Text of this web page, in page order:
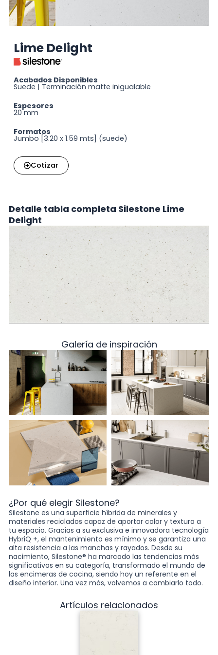
Lime Delight
Acabados Disponibles
Suede | Terminación matte inigualable
Espesores
20 mm
Formatos
Jumbo [3.20 x 1.59 mts] (suede)
Cotizar
Detalle tabla completa Silestone Lime
Delight
Galería de inspiración
¿Por qué elegir Silestone?
Silestone es una superficie híbrida de minerales y
materiales reciclados capaz de aportar color y textura a
tu espacio. Gracias a su exclusiva e innovadora tecnología
HybriQ +, el mantenimiento es mínimo y se garantiza una
alta resistencia a las manchas y rayados. Desde su
nacimiento, Silestone® ha marcado las tendencias más
significativas en su categoría, transformado el mundo de
las encimeras de cocina, siendo hoy un referente en el
diseño interior. Una vez más, volvemos a cambiarlo todo.
Artículos relacionados